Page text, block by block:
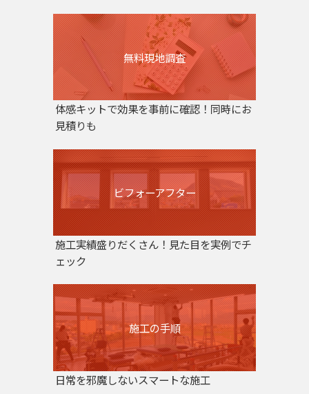
無料現地調査
体感キットで効果を事前に確認！同時にお
見積りも
ビフォーアフター
施工実績盛りだくさん！見た目を実例でチ
ェック
施工の手順
日常を邪魔しないスマートな施工